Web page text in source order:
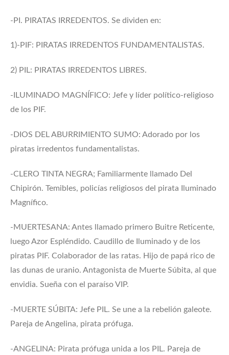
-PI. PIRATAS IRREDENTOS. Se dividen en:
1)-PIF: PIRATAS IRREDENTOS FUNDAMENTALISTAS.
2) PIL: PIRATAS IRREDENTOS LIBRES.
-ILUMINADO MAGNÍFICO: Jefe y líder político-religioso
de los PIF.
-DIOS DEL ABURRIMIENTO SUMO: Adorado por los
piratas irredentos fundamentalistas.
-CLERO TINTA NEGRA; Familiarmente llamado Del
Chipirón. Temibles, policías religiosos del pirata Iluminado
Magnífico.
-MUERTESANA: Antes llamado primero Buitre Reticente,
luego Azor Espléndido. Caudillo de Iluminado y de los
piratas PIF. Colaborador de las ratas. Hijo de papá rico de
las dunas de uranio. Antagonista de Muerte Súbita, al que
envidia. Sueña con el paraíso VIP.
-MUERTE SÚBITA: Jefe PIL. Se une a la rebelión galeote.
Pareja de Angelina, pirata prófuga.
-ANGELINA: Pirata prófuga unida a los PIL. Pareja de